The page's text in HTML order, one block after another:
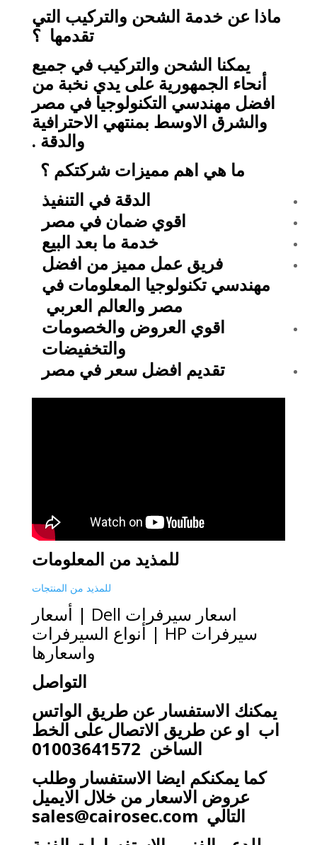
ماذا عن خدمة الشحن والتركيب التي
تقدمها ؟
يمكنا الشحن والتركيب في جميع
أنحاء الجمهورية على يدي نخبة من
افضل مهندسي التكنولوجيا في مصر
والشرق الاوسط بمنتهي الاحترافية
والدقة .
ما هي اهم مميزات شركتكم ؟
الدقة في التنفيذ
اقوي ضمان في مصر
خدمة ما بعد البيع
فريق عمل مميز من افضل
مهندسي تكنولوجيا المعلومات في
مصر والعالم العربي
اقوي العروض والخصومات
والتخفيضات
تقديم افضل سعر في مصر
للمذيد من المعلومات
للمذيد من المنتجات
اسعار سيرفرات Dell | أسعار
سيرفرات HP | أنواع السيرفرات
واسعارها
التواصل
يمكنك الاستفسار عن طريق الواتس
اب او عن طريق الاتصال على الخط
الساخن 01003641572
كما يمكنكم ايضا الاستفسار وطلب
عروض الاسعار من خلال الايميل
التالي sales@cairosec.com